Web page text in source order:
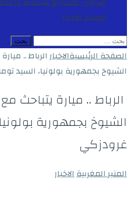
المجيدالاخبار
البحث
عن:
الصفحة الرئيسيةالاخبار الرباط ..
الشيوخ بجمهورية بولونيا، السيد
الرباط .. ميارة
الشيوخ بجمهورية
غرودزكي
المنبر المغربيةالاخبار